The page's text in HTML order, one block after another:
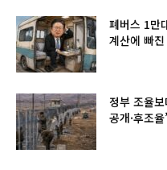
폐버스 1만
계산에 빠진
정부 조율
공개·후조